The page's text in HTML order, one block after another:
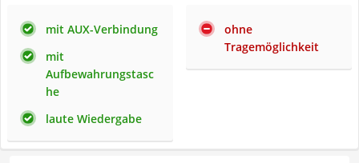
mit AUX-Verbindung
mit
Aufbewahrungstasc
he
laute Wiedergabe
ohne
Tragemöglichkeit